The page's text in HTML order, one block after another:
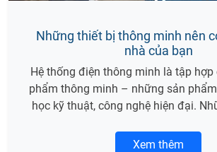
Những thiết bị thông minh nên
nhà của bạn
Hệ thống điện thông minh là tập hợp
phẩm thông minh – những sản
học kỹ thuật, công nghệ hiện đại.
hình nhà ở vô cùng đặc
Xem thêm